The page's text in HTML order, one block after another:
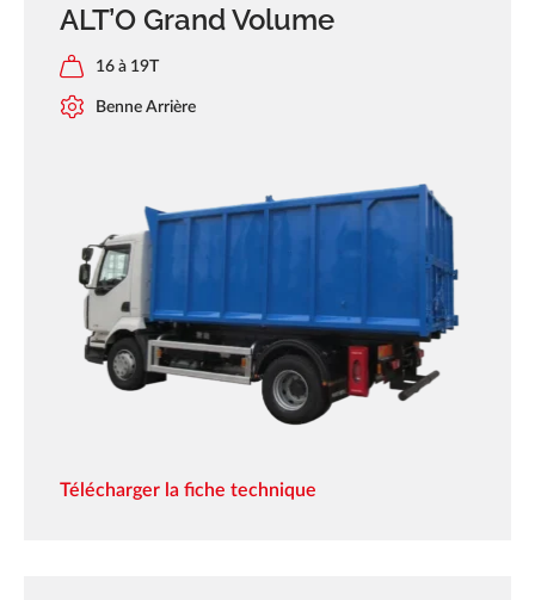
ALT’O Grand Volume
16 à 19T
Benne Arrière
Télécharger la fiche technique